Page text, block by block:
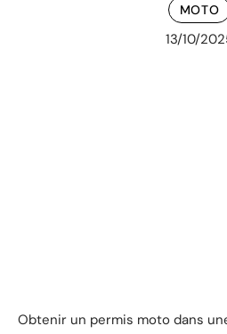
MOTO
13/10/
Obtenir un permis moto dans